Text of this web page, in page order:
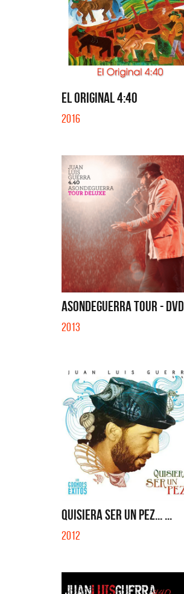
EL ORIGINAL 4:40
2016
ASONDEGUERRA TOUR - DVD
2013
QUISIERA SER UN PEZ... ...
2012